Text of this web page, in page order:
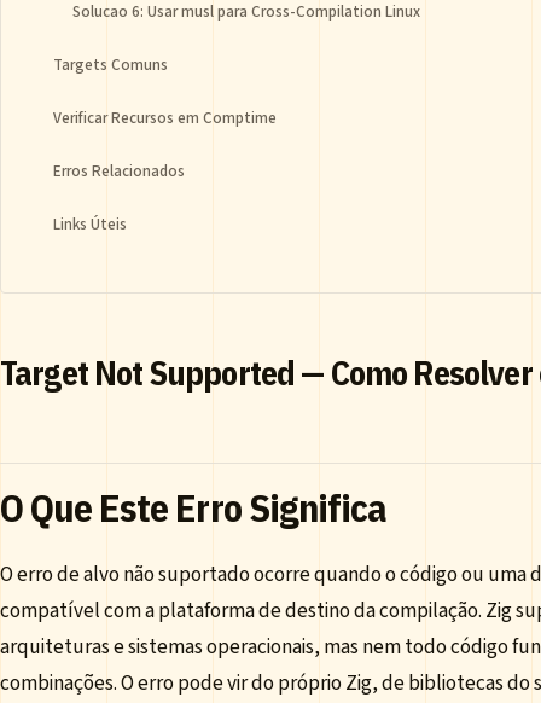
Solucao 6: Usar musl para Cross-Compilation Linux
Targets Comuns
Verificar Recursos em Comptime
Erros Relacionados
Links Úteis
Target Not Supported — Como Resolver
O Que Este Erro Significa
O erro de alvo não suportado ocorre quando o código ou uma
compatível com a plataforma de destino da compilação. Zig
arquiteturas e sistemas operacionais, mas nem todo código
combinações. O erro pode vir do próprio Zig, de bibliotecas do